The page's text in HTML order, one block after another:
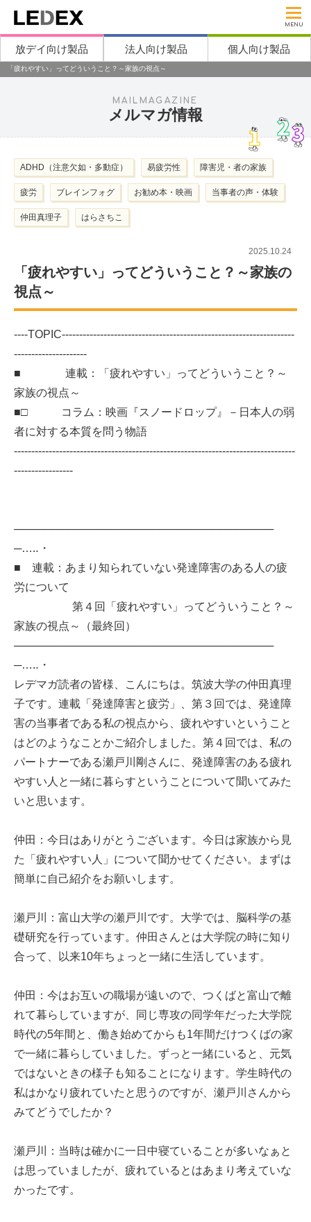
MENU
放デイ向け製品 法人向け製品 個人向け製品
「疲れやすい」ってどういうこと？～家族の視点～
MAILMAGAZINE
メルマガ情報
ADHD（注意欠如・多動症） 易疲労性 障害児・者の家族
疲労 ブレインフォグ お勧め本・映画 当事者の声・体験
仲田真理子 はらさちこ
2025.10.24
「疲れやすい」ってどういうこと？～家族の
視点～
----TOPIC-------------------------------------------------------------------
---------------------
■ 連載：「疲れやすい」ってどういうこと？～
家族の視点～
■□ コラム：映画『スノードロップ』－日本人の弱
者に対する本質を問う物語
---------------------------------------------------------------------------------
-----------------
──────────────────────────────────
─…‥・
■ 連載：あまり知られていない発達障害のある人の疲
労について
第４回「疲れやすい」ってどういうこと？～
家族の視点～（最終回）
──────────────────────────────────
─…‥・
レデマガ読者の皆様、こんにちは。筑波大学の仲田真理
子です。連載「発達障害と疲労」、第３回では、発達障
害の当事者である私の視点から、疲れやすいということ
はどのようなことかご紹介しました。第４回では、私の
パートナーである瀬戸川剛さんに、発達障害のある疲れ
やすい人と一緒に暮らすということについて聞いてみた
いと思います。
仲田：今日はありがとうございます。今日は家族から見
た「疲れやすい人」について聞かせてください。まずは
簡単に自己紹介をお願いします。
瀬戸川：富山大学の瀬戸川です。大学では、脳科学の基
礎研究を行っています。仲田さんとは大学院の時に知り
合って、以来10年ちょっと一緒に生活しています。
仲田：今はお互いの職場が遠いので、つくばと富山で離
れて暮らしていますが、同じ専攻の同学年だった大学院
時代の5年間と、働き始めてからも1年間だけつくばの家
で一緒に暮らしていました。ずっと一緒にいると、元気
ではないときの様子も知ることになります。学生時代の
私はかなり疲れていたと思うのですが、瀬戸川さんから
みてどうでしたか？
瀬戸川：当時は確かに一日中寝ていることが多いなぁと
は思っていましたが、疲れているとはあまり考えていな
かったです。